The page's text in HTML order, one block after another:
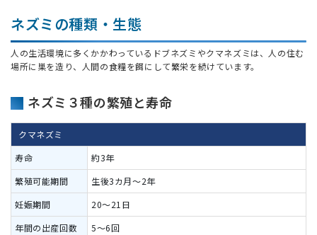
ネズミの種類・生態
人の生活環境に多くかかわっているドブネズミやクマネズミは、人の住む
場所に巣を造り、人間の食糧を餌にして繁栄を続けています。
ネズミ３種の繁殖と寿命
クマネズミ
約3年
生後3カ月～2年
20～21日
5～6回